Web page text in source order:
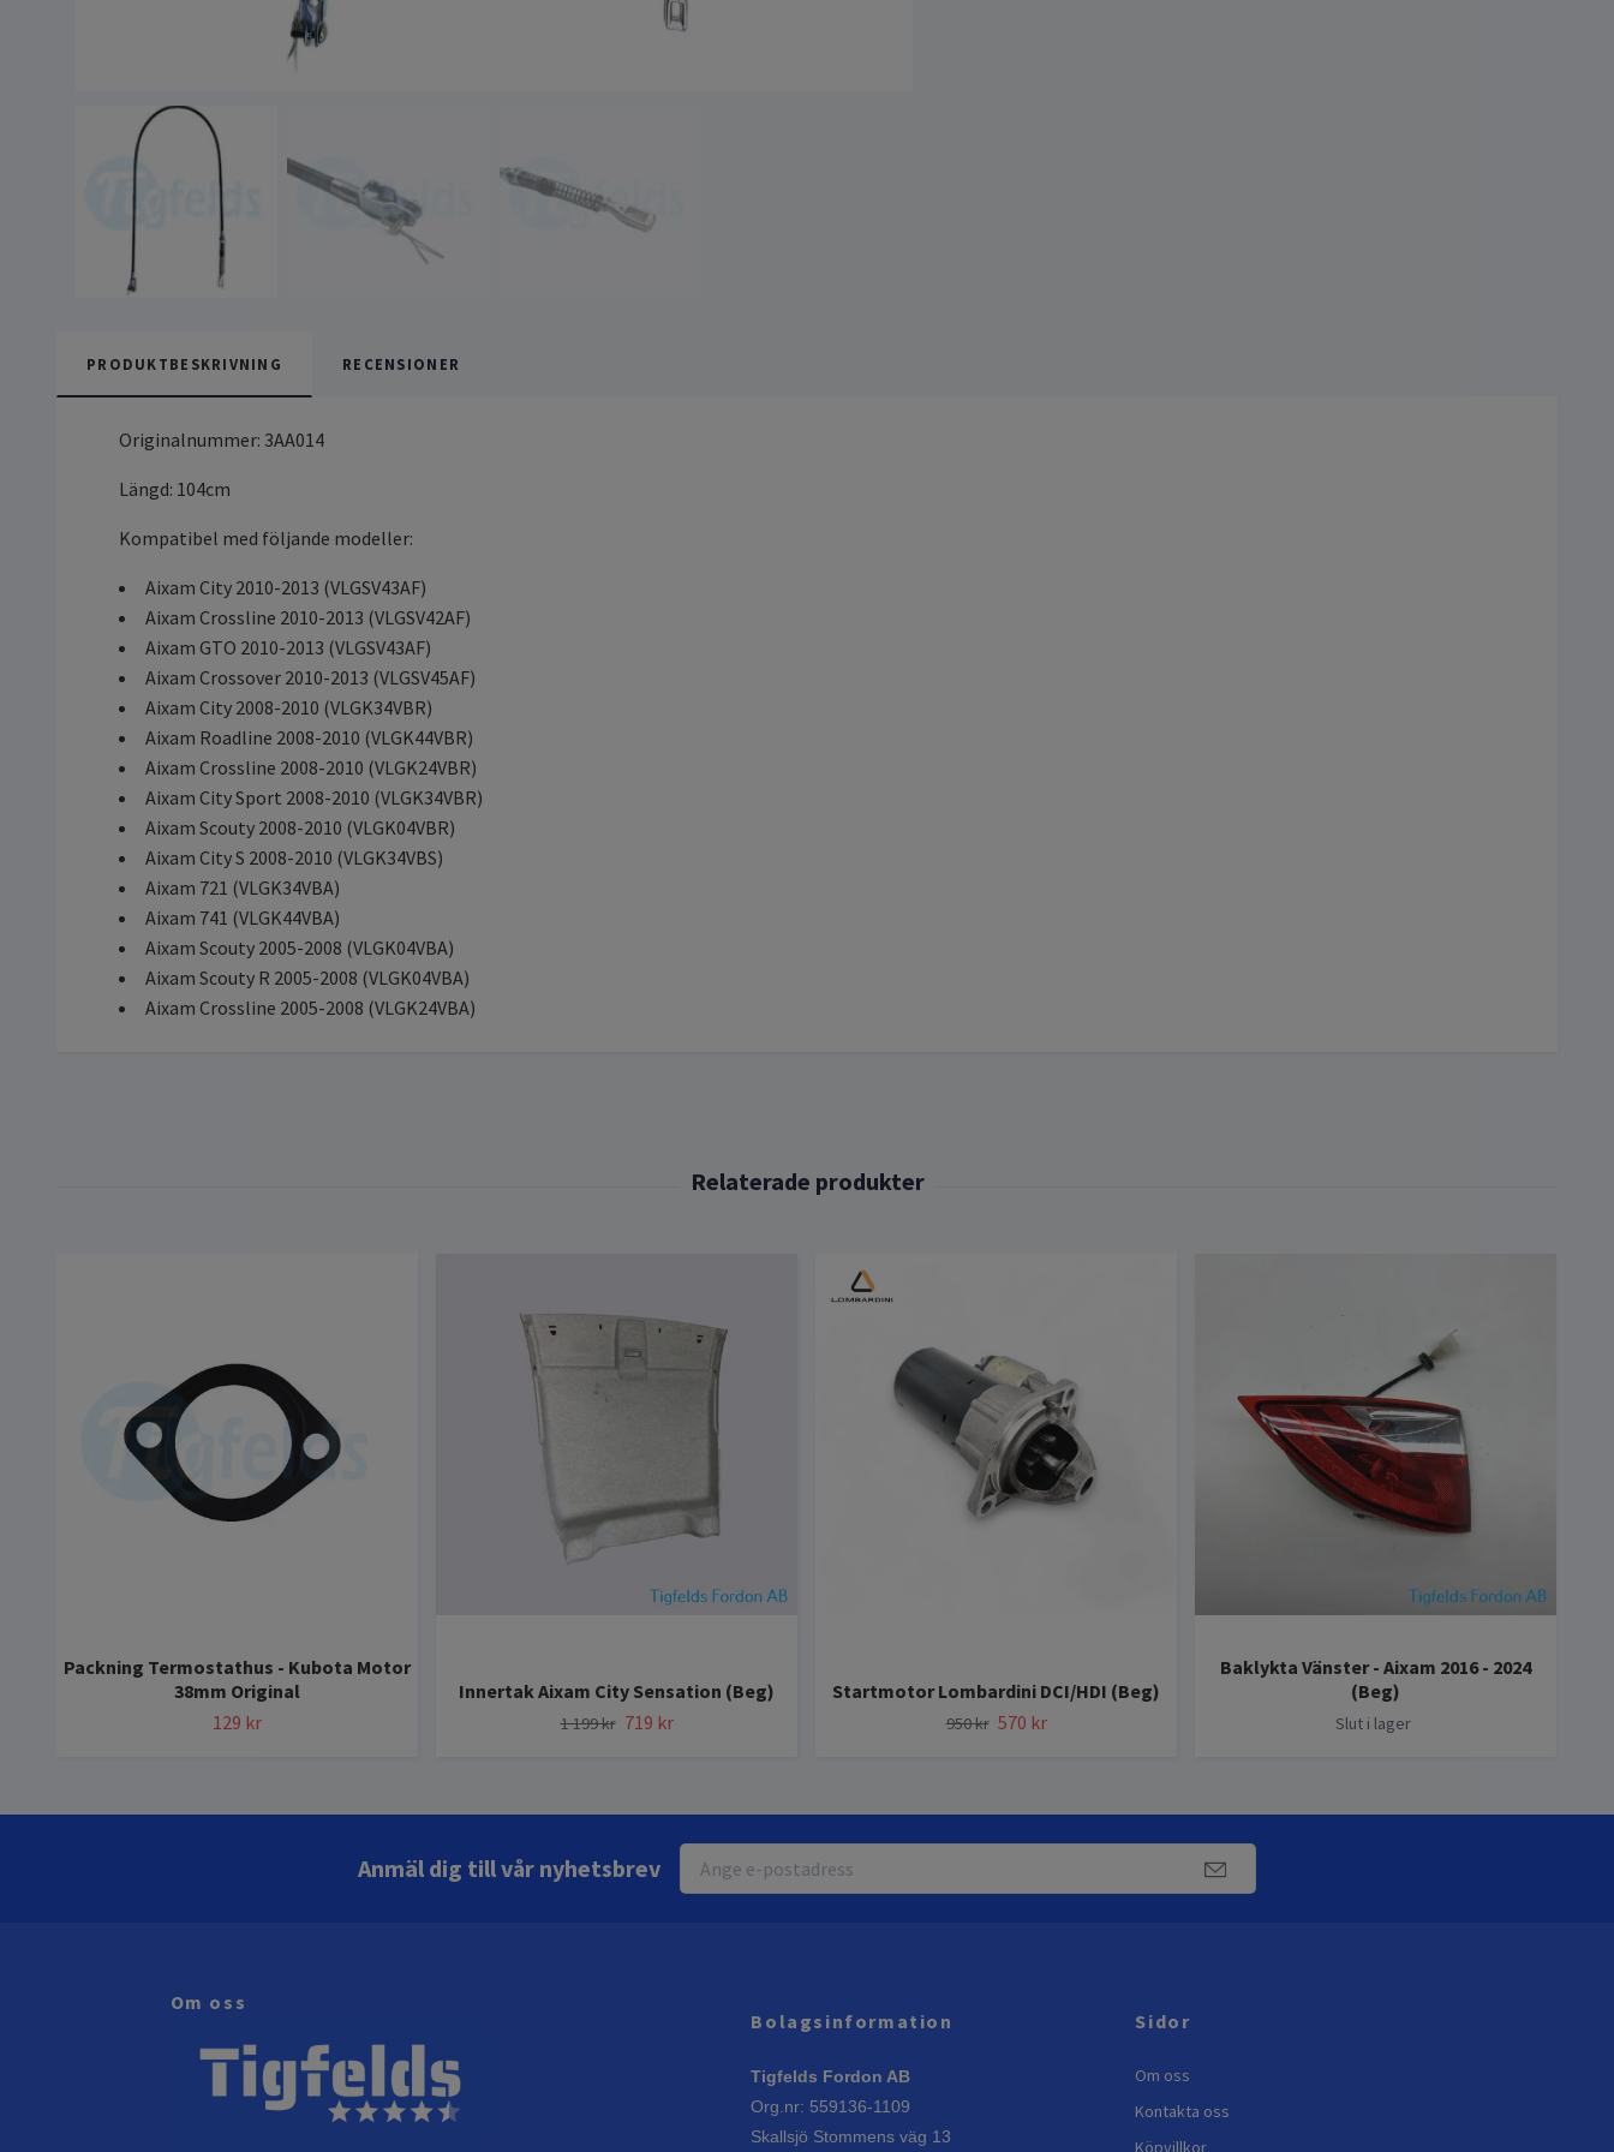
PRODUKTBESKRIVNING RECENSIONER
Originalnummer: 3AA014
Längd: 104cm
Kompatibel med följande modeller:
Aixam City 2010-2013 (VLGSV43AF)
Aixam Crossline 2010-2013 (VLGSV42AF)
Aixam GTO 2010-2013 (VLGSV43AF)
Aixam Crossover 2010-2013 (VLGSV45AF)
Aixam City 2008-2010 (VLGK34VBR)
Aixam Roadline 2008-2010 (VLGK44VBR)
Aixam Crossline 2008-2010 (VLGK24VBR)
Aixam City Sport 2008-2010 (VLGK34VBR)
Aixam Scouty 2008-2010 (VLGK04VBR)
Aixam City S 2008-2010 (VLGK34VBS)
Aixam 721 (VLGK34VBA)
Aixam 741 (VLGK44VBA)
Aixam Scouty 2005-2008 (VLGK04VBA)
Aixam Scouty R 2005-2008 (VLGK04VBA)
Aixam Crossline 2005-2008 (VLGK24VBA)
Packning Termostathus - Kubota Motor
38mm Original
129 kr
Innertak Aixam City Sensation (Beg)
1 199 kr 719 kr
Startmotor Lombardini DCI/HDI (Beg)
950 kr 570 kr
Baklykta Vänster - Aixam 2016 - 2024
(Beg)
Slut i lager
Anmäl dig till vår nyhetsbrev
Om oss
Bolagsinformation
Tigfelds Fordon AB
Org.nr: 559136-1109
Skallsjö Stommens väg 13
Sidor
Om oss
Kontakta oss
Köpvillkor